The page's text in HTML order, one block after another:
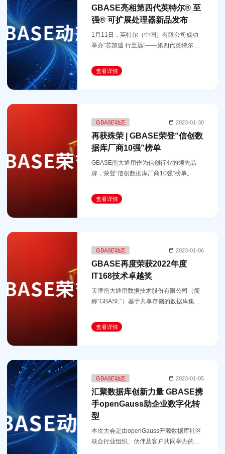
GBASE亮相第四代英特尔® 至
强® 可扩展处理器新品发布
1月11日，英特尔（中国）有限公司成功
举办“芯加速 行至远”——第四代英特尔发
战略合作伙伴，双方联合推出GBase 8a大
规模分布式并行处理（MPP）数据库
查看详情
GBASE动态 2023-01-30
再获殊荣 | GBASE荣登“信创数
据库厂商10强”榜单
GBASE南大通用作为信创行业的领先品
牌，荣登“信创数据库厂商10强”榜单。
查看详情
GBASE动态 2023-01-06
GBASE再度荣获2022年度
IT168技术卓越奖
天津南大通用数据技术股份有限公司（简
称“GBASE”）基于共享存储的数据库集群
斩获数据库行业技术卓越奖。
查看详情
GBASE动态 2023-01-05
汇聚数据库创新力量 GBASE携
手openGauss助企业数字化转
型
本次大会是由openGauss开源数据库社区
联合行业组织、伙伴及客户共同举办的一